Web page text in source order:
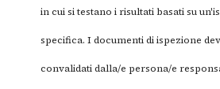
in cui si testano i risultati basati su
specifica. I documenti di ispezione
convalidati dalla/e persona/e